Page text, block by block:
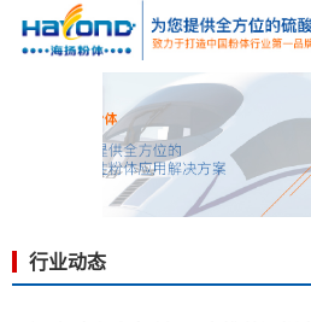
行业动态